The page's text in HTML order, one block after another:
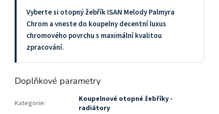
Vyberte si otopný žebřík ISAN Melody Palmyra
Chrom a vneste do koupelny decentní luxus
chromového povrchu s maximální kvalitou
zpracování.
Doplňkové parametry
Kategorie:
Koupelnové otopné žebříky -
radiátory